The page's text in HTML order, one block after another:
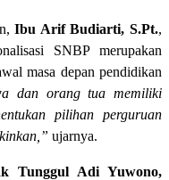
Ibu Arif Budiarti, S.Pt.,
SNBP merupakan
masa depan pendidikan
dan orang tua memiliki
pilihan perguruan
ujarnya.
Tunggul Adi Yuwono,